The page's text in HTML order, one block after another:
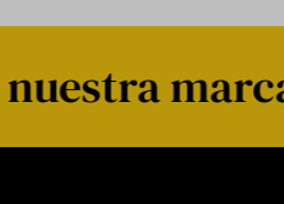
marca